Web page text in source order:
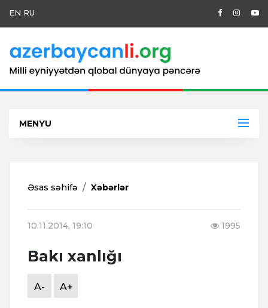
EN RU
MENYU
Əsas səhifə Xəbərlər
10.11.2014, 19:10 1995
Bakı xanlığı
A- A+